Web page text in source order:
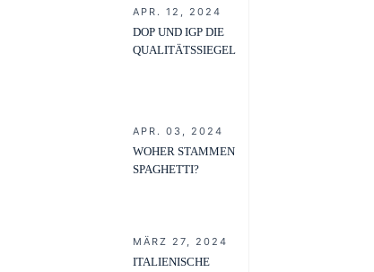
APR. 12, 2024
DOP UND IGP DIE
QUALITÄTSSIEGEL
APR. 03, 2024
WOHER STAMMEN
SPAGHETTI?
MÄRZ 27, 2024
ITALIENISCHE